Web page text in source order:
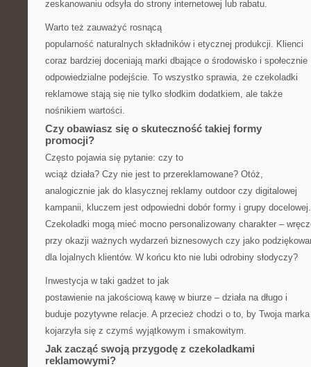
zeskanowaniu odsyła do strony internetowej lub rabatu.
Warto też zauważyć rosnącą
popularność naturalnych składników i etycznej produkcji. Klienci
coraz bardziej doceniają marki dbające o środowisko i społecznie
odpowiedzialne podejście. To wszystko sprawia, że czekoladki
reklamowe stają się nie tylko słodkim dodatkiem, ale także
nośnikiem wartości.
Czy obawiasz się o skuteczność takiej formy
promocji?
Często pojawia się pytanie: czy to
wciąż działa? Czy nie jest to przereklamowane? Otóż,
analogicznie jak do klasycznej reklamy outdoor czy digitalowej
kampanii, kluczem jest odpowiedni dobór formy i grupy docelowej.
Czekoladki mogą mieć mocno personalizowany charakter –
przy okazji ważnych wydarzeń biznesowych czy jako
dla lojalnych klientów. W końcu kto nie lubi odrobiny słodyczy?
Inwestycja w taki gadżet to jak
postawienie na jakościową kawę w biurze – działa na długo i
buduje pozytywne relacje. A przecież chodzi o to, by Twoja marka
kojarzyła się z czymś wyjątkowym i smakowitym.
Jak zacząć swoją przygodę z czekoladkami
reklamowymi?